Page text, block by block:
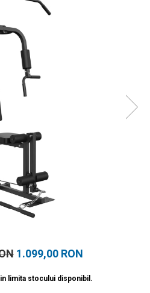
1.099,00 RON
limita stocului disponibil.